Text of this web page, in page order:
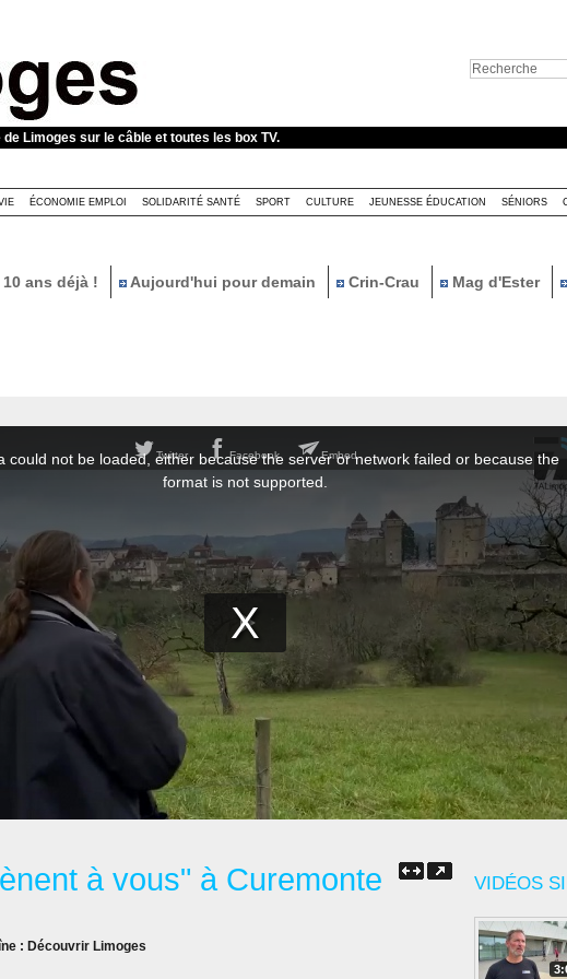
Limoges sur le câble et toutes les box TV.
ÉCONOMIE EMPLOI SOLIDARITÉ SANTÉ SPORT CULTURE JEUNESSE ÉDUCATION SÉNIORS
ans déjà ! Aujourd'hui pour demain Crin-Crau Mag d'Ester
VIDÉOS
à vous" à Curemonte
: Découvrir Limoges